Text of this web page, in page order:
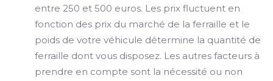
entre 250 et 500 euros. Les prix fluctuent en
fonction des prix du marché de la ferraille et le
poids de votre véhicule détermine la quantité de
ferraille dont vous disposez. Les autres facteurs à
prendre en compte sont la nécessité ou non